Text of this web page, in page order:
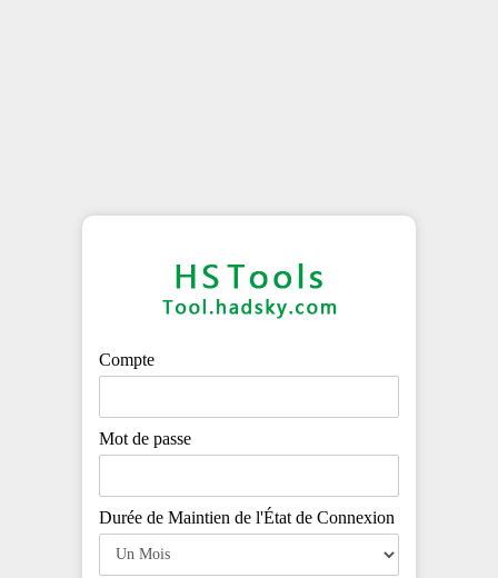
Compte
Mot de passe
Durée de Maintien de l'État de Connexion